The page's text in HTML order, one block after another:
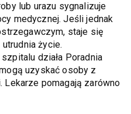
lub urazu sygnalizuje
medycznej. Jeśli jednak
staje się
życie.
działa Poradnia
uzyskać osoby z
Lekarze pomagają zarówno